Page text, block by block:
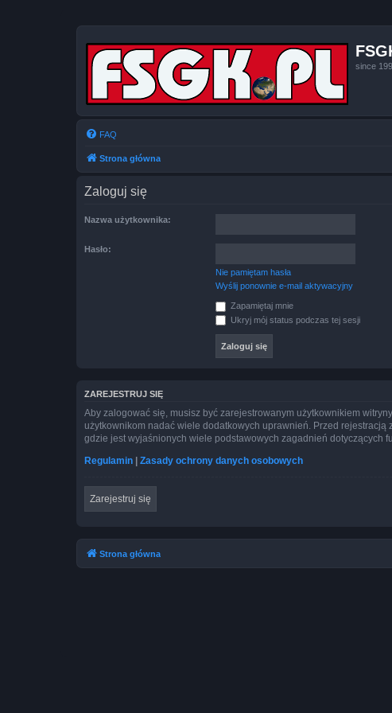
since
FAQ
Strona główna
Zaloguj się
Nazwa użytkownika:
Hasło:
Nie pamiętam hasła
Wyślij ponownie e-mail aktywacyjny
Zapamiętaj mnie
Ukryj mój status podczas tej sesji
ZAREJESTRUJ SIĘ
Aby zalogować się, musisz być zarejestrowanym użytkownikiem
użytkownikom nadać wiele dodatkowych uprawnień. Przed
gdzie jest wyjaśnionych wiele podstawowych zagadnień dotyczących
Regulamin | Zasady ochrony danych osobowych
Zarejestruj się
Strona główna